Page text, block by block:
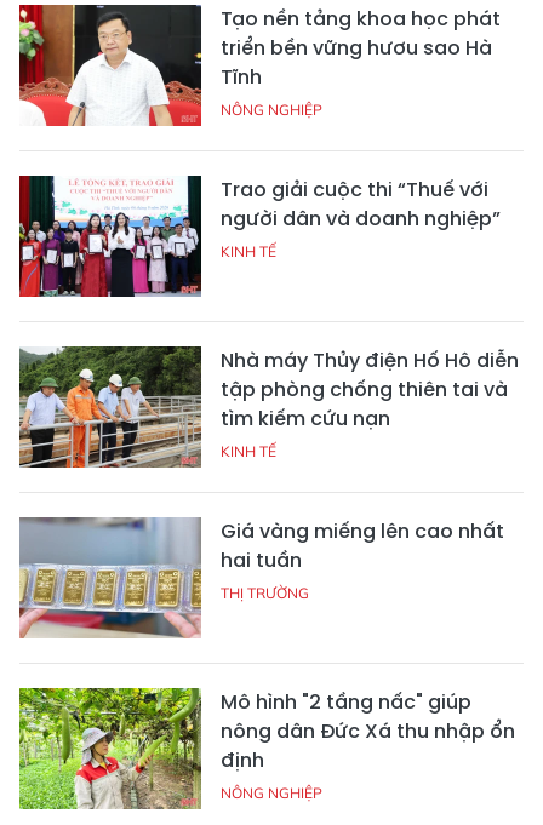
Tạo nền tảng khoa học phát
triển bền vững hươu sao Hà
Tĩnh
NÔNG NGHIỆP
Trao giải cuộc thi “Thuế với
người dân và doanh nghiệp”
KINH TẾ
Nhà máy Thủy điện Hố Hô diễn
tập phòng chống thiên tai và
tìm kiếm cứu nạn
KINH TẾ
Giá vàng miếng lên cao nhất
hai tuần
THỊ TRƯỜNG
Mô hình "2 tầng nấc" giúp
nông dân Đức Xá thu nhập ổn
định
NÔNG NGHIỆP